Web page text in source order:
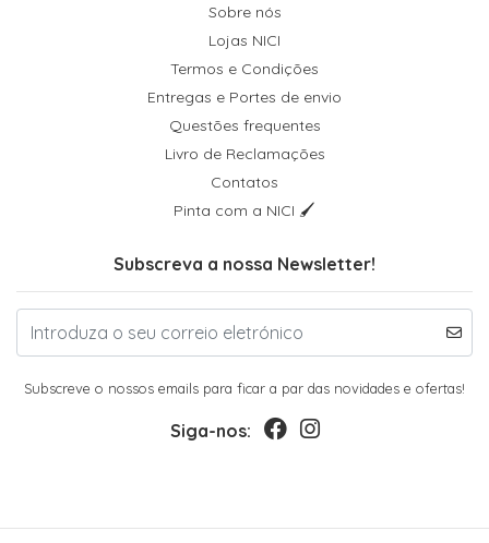
Sobre nós
Lojas NICI
Termos e Condições
Entregas e Portes de envio
Questões frequentes
Livro de Reclamações
Contatos
Pinta com a NICI 🖌
Subscreva a nossa Newsletter!
Subscreve o nossos emails para ficar a par das novidades e ofertas!
Siga-nos: